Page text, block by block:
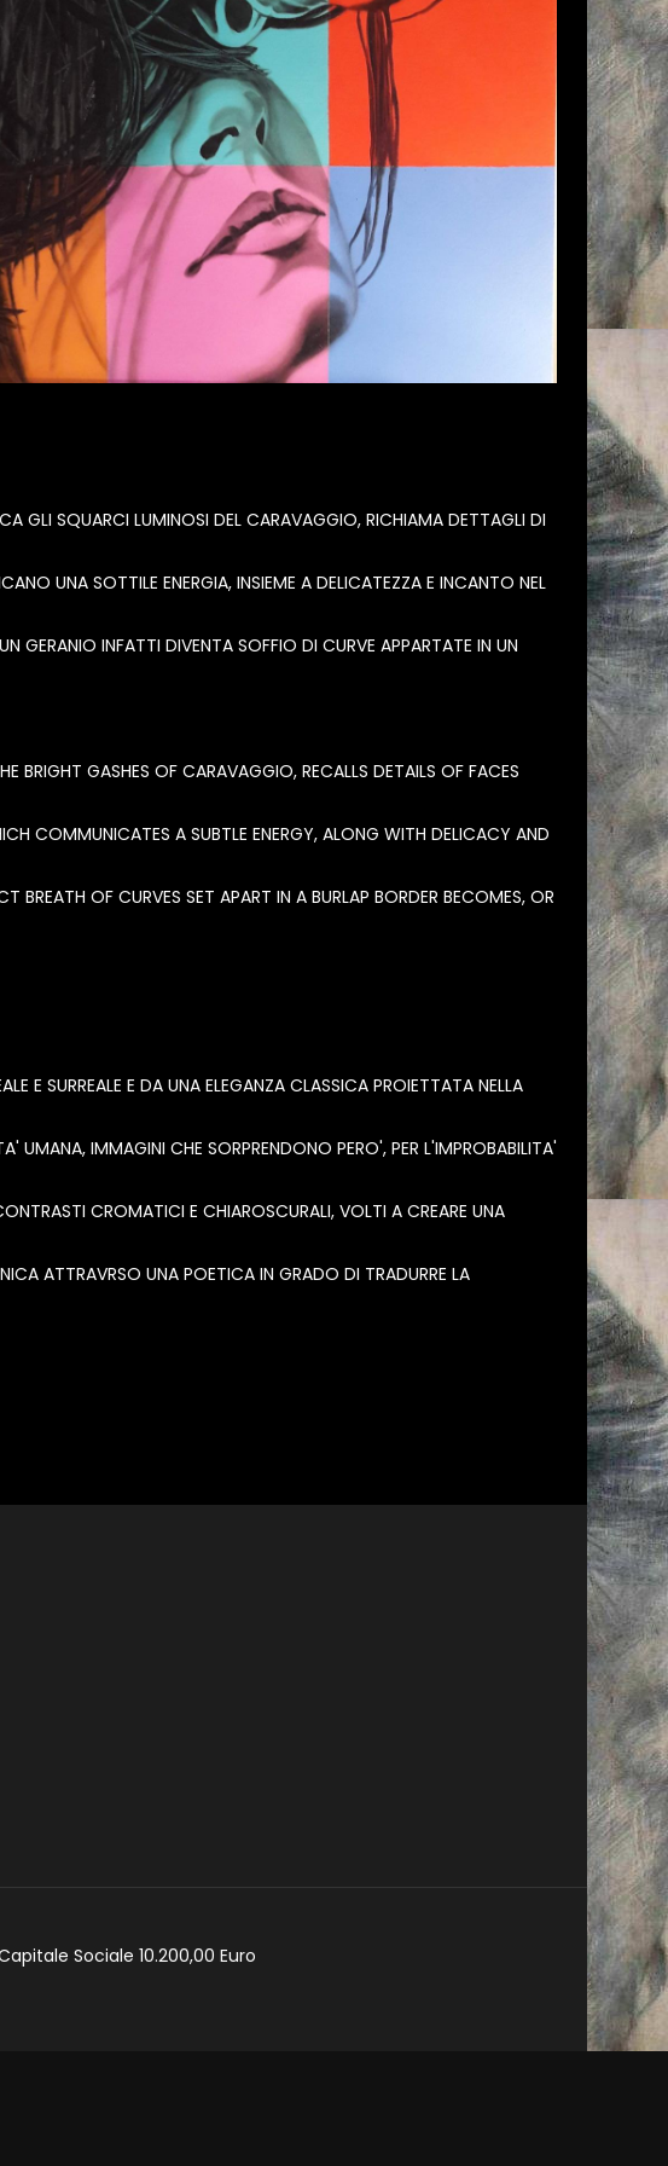
GLI SQUARCI LUMINOSI DEL CARAVAGGIO, RICHIAMA DETTAGLI DI
UNA SOTTILE ENERGIA, INSIEME A DELICATEZZA E INCANTO NEL
GERANIO INFATTI DIVENTA SOFFIO DI CURVE APPARTATE IN UN
GASHES OF CARAVAGGIO, RECALLS DETAILS OF FACES
COMMUNICATES A SUBTLE ENERGY, ALONG WITH DELICACY AND
BREATH OF CURVES SET APART IN A BURLAP BORDER BECOMES, OR
E SURREALE E DA UNA ELEGANZA CLASSICA PROIETTATA NELLA
UMANA, IMMAGINI CHE SORPRENDONO PERO', PER L'IMPROBABILITA'
CROMATICI E CHIAROSCURALI, VOLTI A CREARE UNA
ATTRAVRSO UNA POETICA IN GRADO DI TRADURRE LA
Sociale 10.200,00 Euro